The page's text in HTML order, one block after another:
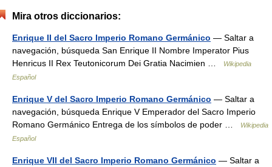
Mira otros diccionarios:
Enrique II del Sacro Imperio Romano Germánico — Saltar a
navegación, búsqueda San Enrique II Nombre Imperator Pius
Henricus II Rex Teutonicorum Dei Gratia Nacimien …
Wikipedia
Español
Enrique V del Sacro Imperio Romano Germánico — Saltar a
navegación, búsqueda Enrique V Emperador del Sacro Imperio
Romano Germánico Entrega de los símbolos de poder …
Wikipedia
Español
Enrique VII del Sacro Imperio Romano Germánico — Saltar a